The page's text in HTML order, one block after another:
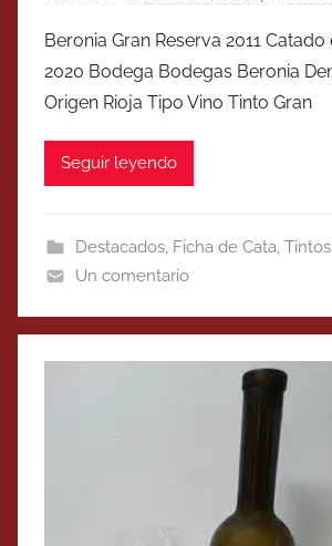
Beronia Gran Reserva 2011
2020 Bodega Bodegas Beronia
Origen Rioja Tipo Vino Tinto Gran
Seguir leyendo
Destacados, Ficha de Cata, Tintos
Un comentario